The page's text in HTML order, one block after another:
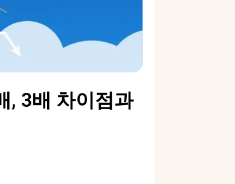
, 3배 차이점과